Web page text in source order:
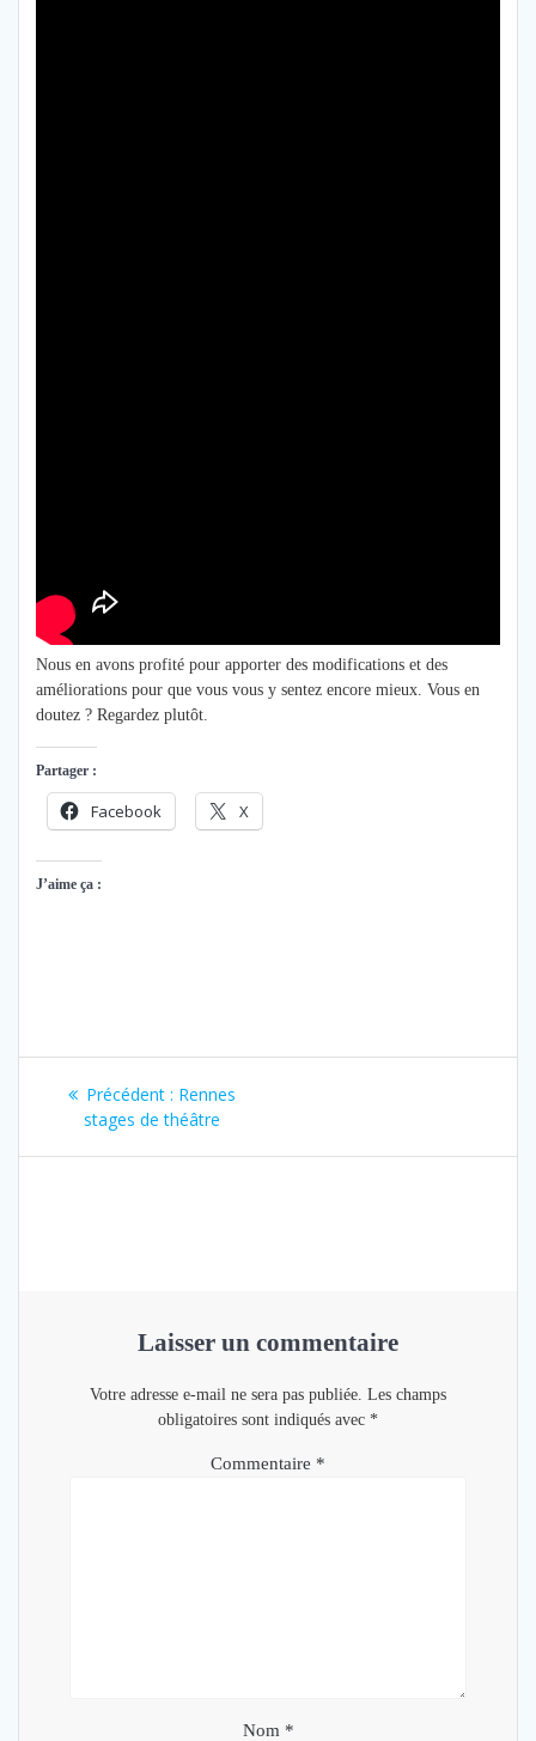
Nous en avons profité pour apporter des modifications et des
améliorations pour que vous vous y sentez encore mieux. Vous en
doutez ? Regardez plutôt.
Partager :
Facebook X
J’aime ça :
Navigation
Précédent : Article
précédent
Rennes
stages de théâtre
Laisser un commentaire
Votre adresse e-mail ne sera pas publiée. Les champs
obligatoires sont indiqués avec *
Commentaire *
Nom *